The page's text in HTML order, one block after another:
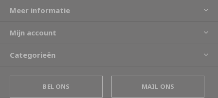
Meer informatie
Mijn account
Categorieën
BEL ONS MAIL ONS